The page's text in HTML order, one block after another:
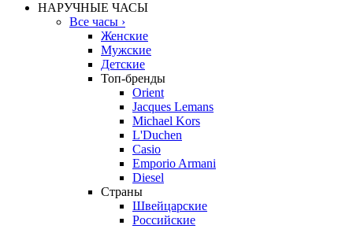
НАРУЧНЫЕ ЧАСЫ
Все часы ›
Женские
Мужские
Детские
Топ-бренды
Orient
Jacques Lemans
Michael Kors
L'Duchen
Casio
Emporio Armani
Diesel
Страны
Швейцарские
Российские